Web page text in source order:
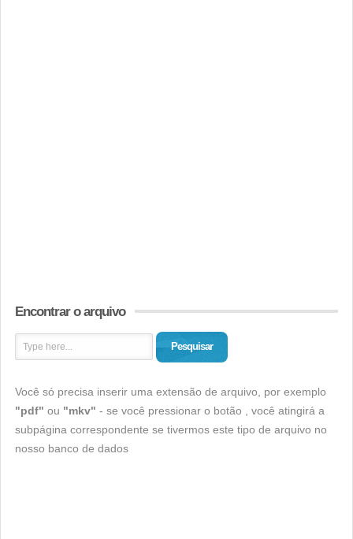
Encontrar o arquivo
Pesquisar
Você só precisa inserir uma extensão de arquivo, por exemplo
"pdf" ou "mkv" - se você pressionar o botão , você atingirá a
subpágina correspondente se tivermos este tipo de arquivo no
nosso banco de dados